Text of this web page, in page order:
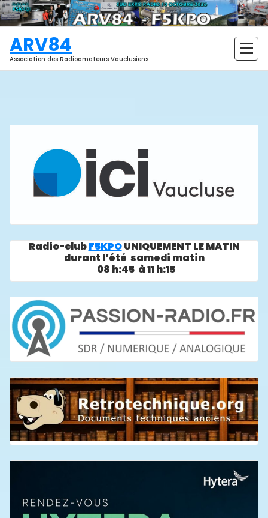
Aller
au
contenu
ARV84
Association des Radioamateurs Vauclusiens
Radio-clubF5KPOUNIQUEMENT LE MATIN
durant l’été samedi matin
08 h:45 à 11 h:15